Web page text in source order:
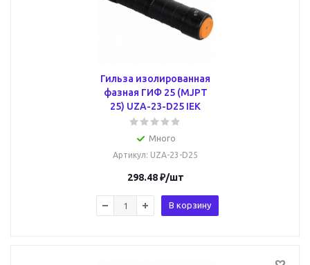
Гильза изолированная
фазная ГИФ 25 (MJPT
25) UZA-23-D25 IEK
Много
Артикул: UZA-23-D25
298.48₽/шт
В корзину